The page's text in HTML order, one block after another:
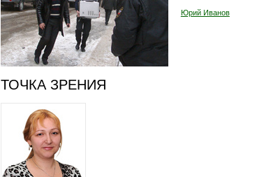
Юрий Иванов
ТОЧКА ЗРЕНИЯ